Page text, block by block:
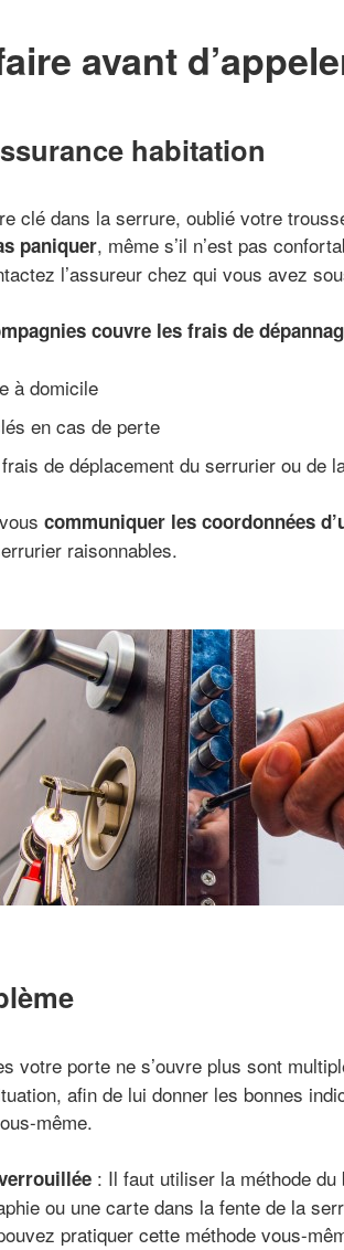
avant
habitation
clé dans la serrure, oublié votre
paniquer, même s’il n’est pas
l’assureur chez qui vous avez
couvre les frais de
à domicile
en cas de perte
de déplacement du serrurier ou de
communiquer les coordonnées
raisonnables.
votre porte ne s’ouvre plus sont
afin de lui donner les bonnes
même.
: Il faut utiliser la méthode
ou une carte dans la fente de la
pratiquer cette méthode vous-